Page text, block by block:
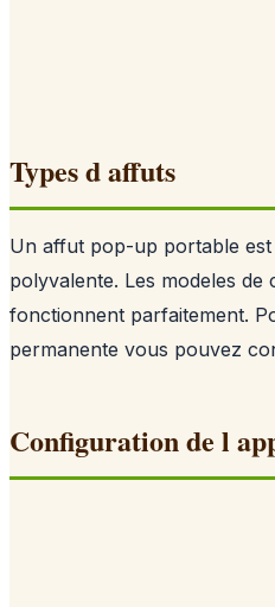
Types d affuts
Un affut pop-up portable
polyvalente. Les modeles de
fonctionnent parfaitement.
permanente vous pouvez
Configuration de l